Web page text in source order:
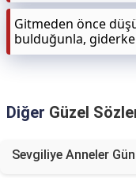
Gitmeden önce
bulduğunla,
Diğer Güzel
Sevgiliye Anneler